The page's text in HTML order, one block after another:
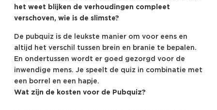
het weet blijken de verhoudingen compleet
verschoven, wie is de slimste?
De pubquiz is de leukste manier om voor eens en
altijd het verschil tussen brein en branie te bepalen.
En ondertussen wordt er goed gezorgd voor de
inwendige mens. Je speelt de quiz in combinatie met
een borrel en een hapje.
Wat zijn de kosten voor de Pubquiz?